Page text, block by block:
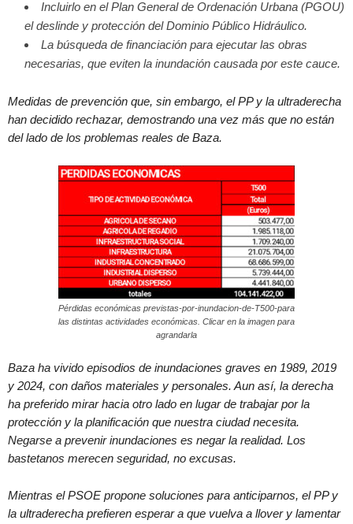
Incluirlo en el Plan General de Ordenación Urbana (PGOU)
el deslinde y protección del Dominio Público Hidráulico.
La búsqueda de financiación para ejecutar las obras
necesarias, que eviten la inundación causada por este cauce.
Medidas de prevención que, sin embargo, el PP y la ultraderecha
han decidido rechazar, demostrando una vez más que no están
del lado de los problemas reales de Baza.
Pérdidas económicas previstas-por-inundacion-de-T500-para
las distintas actividades económicas. Clicar en la imagen para
agrandarla
Baza ha vivido episodios de inundaciones graves en 1989, 2019
y 2024, con daños materiales y personales. Aun así, la derecha
ha preferido mirar hacia otro lado en lugar de trabajar por la
protección y la planificación que nuestra ciudad necesita.
Negarse a prevenir inundaciones es negar la realidad. Los
bastetanos merecen seguridad, no excusas.
Mientras el PSOE propone soluciones para anticiparnos, el PP y
la ultraderecha prefieren esperar a que vuelva a llover y lamentar